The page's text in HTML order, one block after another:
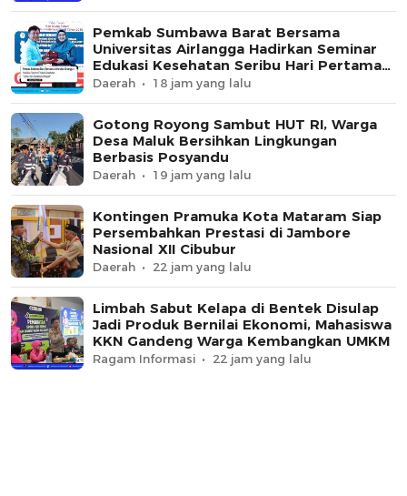
Pemkab Sumbawa Barat Bersama
Universitas Airlangga Hadirkan Seminar
Edukasi Kesehatan Seribu Hari Pertama
Kehidupan
Daerah 18 jam yang lalu
Gotong Royong Sambut HUT RI, Warga
Desa Maluk Bersihkan Lingkungan
Berbasis Posyandu
Daerah 19 jam yang lalu
Kontingen Pramuka Kota Mataram Siap
Persembahkan Prestasi di Jambore
Nasional XII Cibubur
Daerah 22 jam yang lalu
Limbah Sabut Kelapa di Bentek Disulap
Jadi Produk Bernilai Ekonomi, Mahasiswa
KKN Gandeng Warga Kembangkan UMKM
Ragam Informasi 22 jam yang lalu